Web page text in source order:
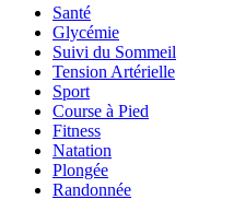
Santé
Glycémie
Suivi du Sommeil
Tension Artérielle
Sport
Course à Pied
Fitness
Natation
Plongée
Randonnée